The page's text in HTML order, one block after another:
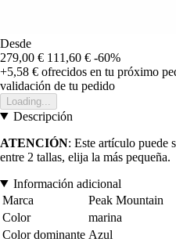
Desde
279,00 € 111,60 € -60%
+5,58 € ofrecidos en tu próximo
validación de tu pedido
Loading...
Descripción
ATENCIÓN: Este artículo puede
entre 2 tallas, elija la más pequeña.
Información adicional
Marca
Peak Mountain
Color
marina
Color dominante Azul